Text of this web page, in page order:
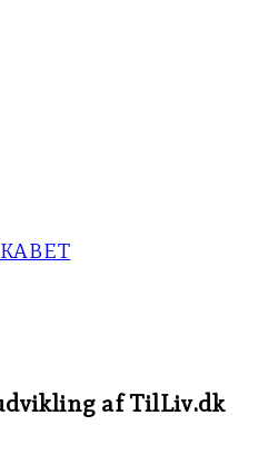
af TilLiv.dk